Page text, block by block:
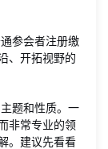
参会者注册缴
、开拓视野的
题和性质。一
非常专业的领
。建议先看看